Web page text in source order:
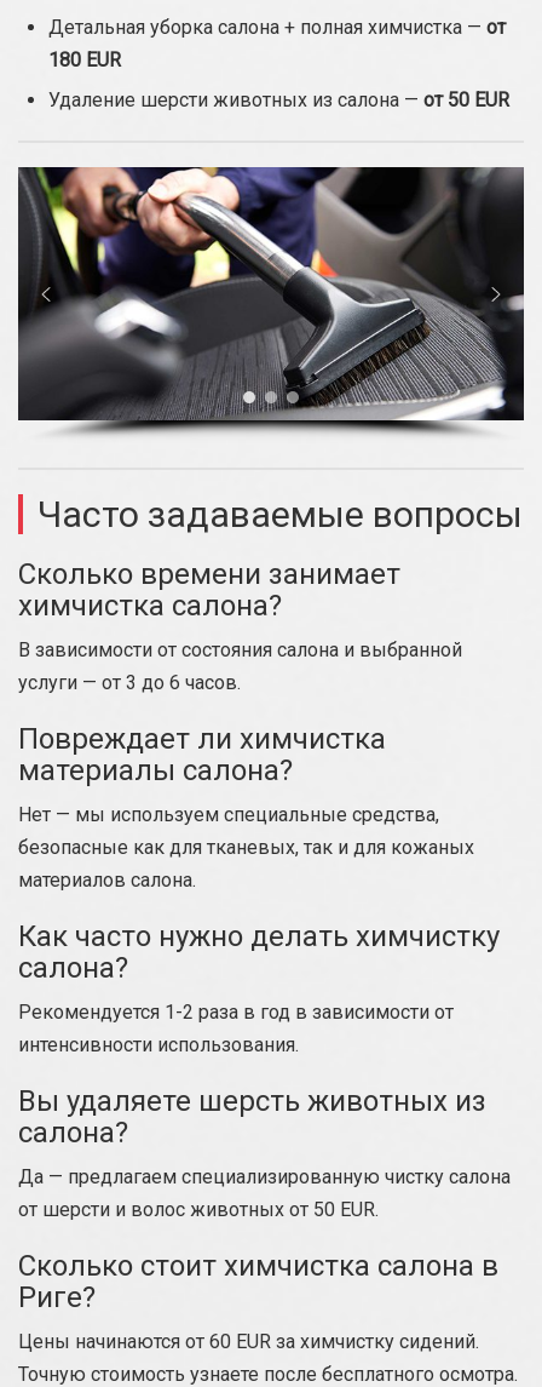
Детальная уборка салона + полная химчистка — от
180 EUR
Удаление шерсти животных из салона — от 50 EUR
Часто задаваемые вопросы
Сколько времени занимает
химчистка салона?
В зависимости от состояния салона и выбранной
услуги — от 3 до 6 часов.
Повреждает ли химчистка
материалы салона?
Нет — мы используем специальные средства,
безопасные как для тканевых, так и для кожаных
материалов салона.
Как часто нужно делать химчистку
салона?
Рекомендуется 1-2 раза в год в зависимости от
интенсивности использования.
Вы удаляете шерсть животных из
салона?
Да — предлагаем специализированную чистку салона
от шерсти и волос животных от 50 EUR.
Сколько стоит химчистка салона в
Риге?
Цены начинаются от 60 EUR за химчистку сидений.
Точную стоимость узнаете после бесплатного осмотра.